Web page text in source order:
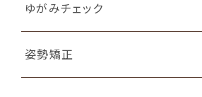
カッピング（吸い玉）療法
ゆがみチェック
姿勢矯正